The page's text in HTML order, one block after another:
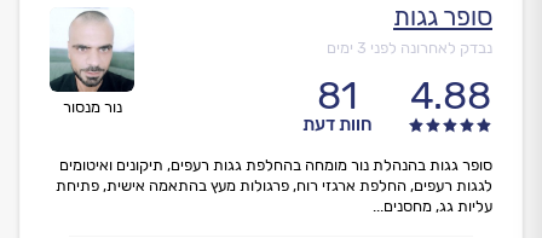
נור מנסור
סופר גגות
נבדק לאחרונה לפני 3 ימים
4.88
81
חוות דעת
סופר גגות בהנהלת נור מומחה בהחלפת גגות רעפים, תיקונים ואיטומים
לגגות רעפים, החלפת ארגזי רוח, פרגולות מעץ בהתאמה אישית, פתיחת
עליות גג, מחסנים...